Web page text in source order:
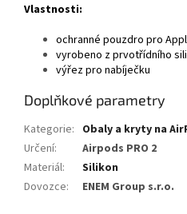
Vlastnosti:
ochranné pouzdro pro
vyrobeno z prvotřídního
výřez pro nabíječku
Doplňkové parametry
Kategorie: Obaly a kryty na
Určení:
Airpods PRO 2
Materiál:
Silikon
Dovozce: ENEM Group s.r.o.